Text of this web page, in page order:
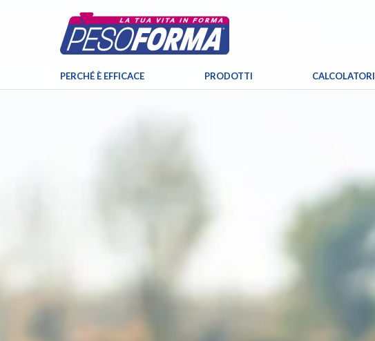
PERCHÉ È EFFICACE PRODOTTI CALCOLATORI